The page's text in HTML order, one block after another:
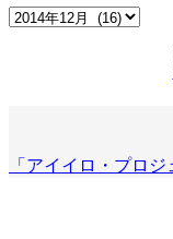
Archives
「アイイロ・プロ